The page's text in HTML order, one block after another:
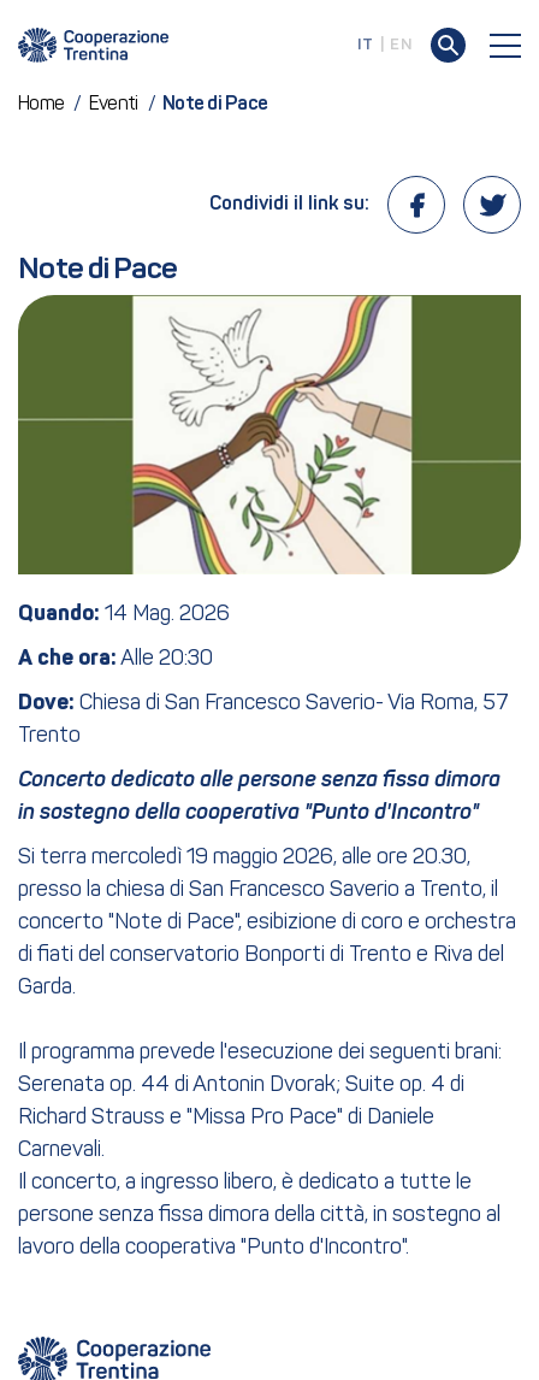
IT EN
Home / Eventi / Note di Pace
Condividi il link su:
Note di Pace
Quando: 14 Mag. 2026
A che ora: Alle 20:30
Dove: Chiesa di San Francesco Saverio- Via Roma, 57
Trento
Concerto dedicato alle persone senza fissa dimora
in sostegno della cooperativa "Punto d'Incontro"
Si terra mercoledì 19 maggio 2026, alle ore 20.30,
presso la chiesa di San Francesco Saverio a Trento, il
concerto "Note di Pace", esibizione di coro e orchestra
di fiati del conservatorio Bonporti di Trento e Riva del
Garda.
Il programma prevede l'esecuzione dei seguenti brani:
Serenata op. 44 di Antonin Dvorak; Suite op. 4 di
Richard Strauss e "Missa Pro Pace" di Daniele
Carnevali.
Il concerto, a ingresso libero, è dedicato a tutte le
persone senza fissa dimora della città, in sostegno al
lavoro della cooperativa "Punto d'Incontro".